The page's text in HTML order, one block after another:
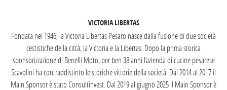
VICTORIA LIBERTAS
Fondata nel 1946, la Victoria Libertas Pesaro nasce dalla fusione di due società
cestistiche della città, la Victoria e la Libertas. Dopo la prima storica
sponsorizzazione di Benelli Moto, per ben 38 anni l’azienda di cucine pesarese
Scavolini ha contraddistinto le storiche vittorie della società. Dal 2014 al 2017 il
Main Sponsor è stato Consultinvest. Dal 2019 al giugno 2025 il Main Sponsor è